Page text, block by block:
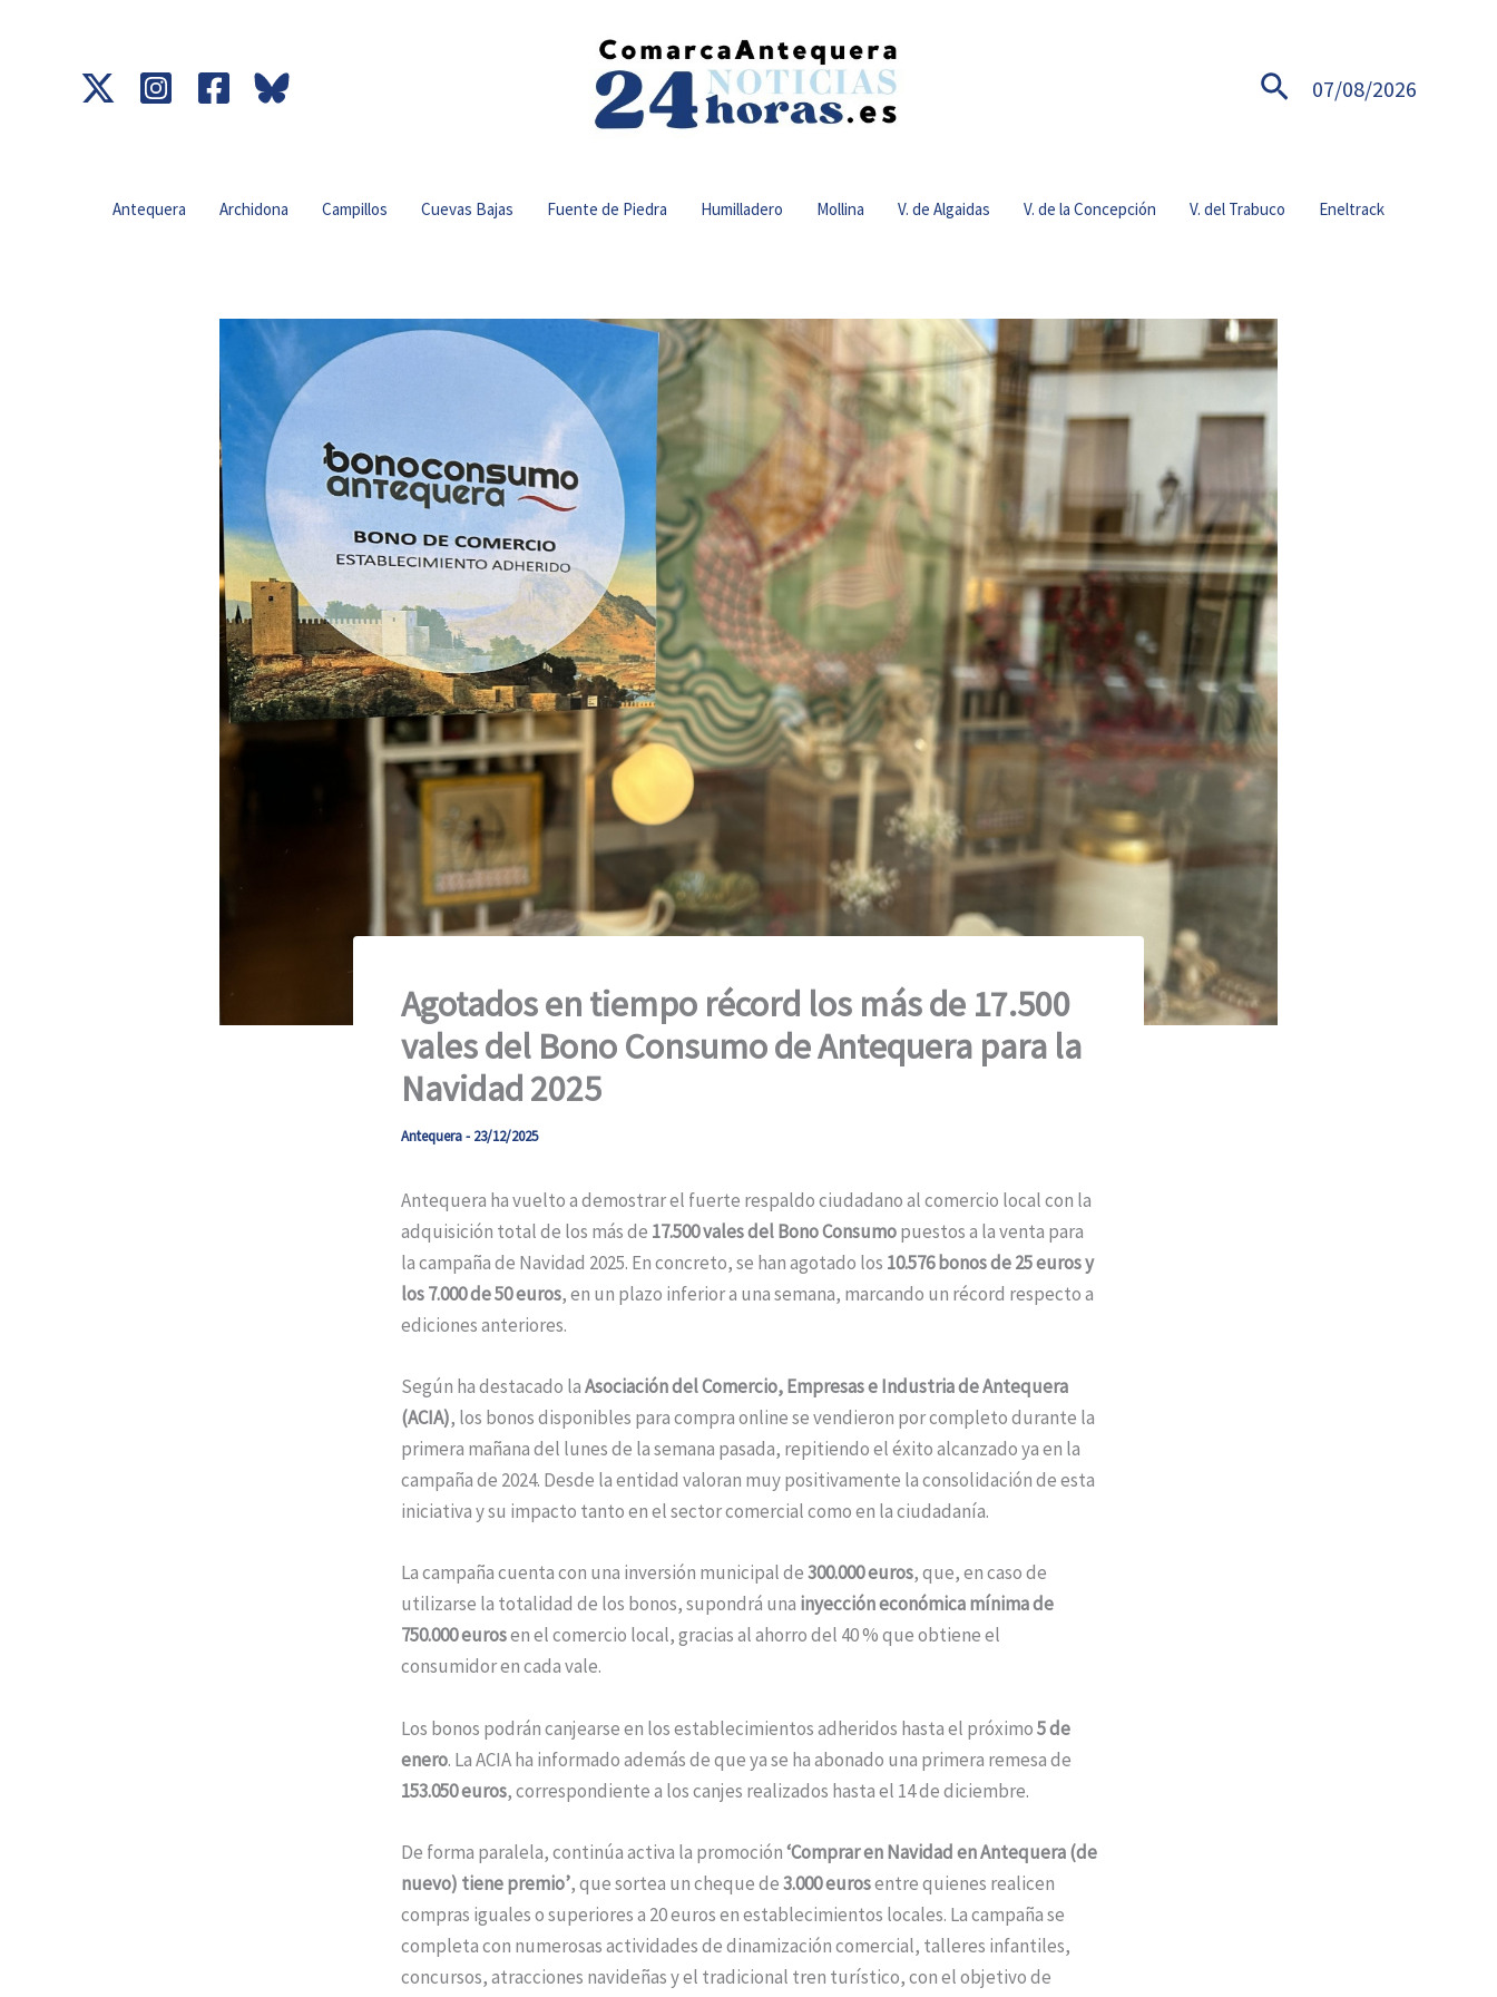
Buscar07/08/2026
Antequera Archidona Campillos Cuevas Bajas Fuente de Piedra Humilladero Mollina V. de Algaidas V. de la Concepción V. del Trabuco Eneltrack
Agotados en tiempo récord los más de 17.500
vales del Bono Consumo de Antequera para la
Navidad 2025
Antequera- 23/12/2025
Antequera ha vuelto a demostrar el fuerte respaldo ciudadano al comercio local con la
adquisición total de los más de 17.500 vales del Bono Consumopuestos a la venta para
la campaña de Navidad 2025. En concreto, se han agotado los 10.576 bonos de 25 euros y
los 7.000 de 50 euros, en un plazo inferior a una semana, marcando un récord respecto a
ediciones anteriores.
Según ha destacado laAsociación del Comercio, Empresas e Industria de Antequera
(ACIA), los bonos disponibles para compra online se vendieron por completo durante la
primera mañana del lunes de la semana pasada, repitiendo el éxito alcanzado ya en la
campaña de 2024. Desde la entidad valoran muy positivamente la consolidación de esta
iniciativa y su impacto tanto en el sector comercial como en la ciudadanía.
La campaña cuenta con una inversión municipal de300.000 euros, que, en caso de
utilizarse la totalidad de los bonos, supondrá una inyección económica mínima de
750.000 eurosen el comercio local, gracias al ahorro del 40 % que obtiene el
consumidor en cada vale.
Los bonos podrán canjearse en los establecimientos adheridos hasta el próximo5 de
enero. La ACIA ha informado además de que ya se ha abonado una primera remesa de
153.050 euros, correspondiente a los canjes realizados hasta el 14 de diciembre.
De forma paralela, continúa activa la promoción‘Comprar en Navidad en Antequera (de
nuevo) tiene premio’, que sortea un cheque de3.000 eurosentre quienes realicen
compras iguales o superiores a 20 euros en establecimientos locales. La campaña se
completa con numerosas actividades de dinamización comercial, talleres infantiles,
concursos, atracciones navideñas y el tradicional tren turístico, con el objetivo de